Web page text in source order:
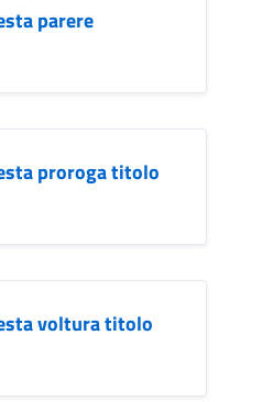
parere
proroga titolo
voltura titolo